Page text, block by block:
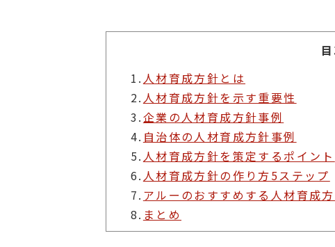
1. 人材育成方針とは
2. 人材育成方針を示す重要性
3.企業の人材育成方針事例
4. 自治体の人材育成方針事例
5. 人材育成方針を策定するポイント
6. 人材育成方針の作り方5ステップ
7. アルーのおすすめする人材育成
8. まとめ